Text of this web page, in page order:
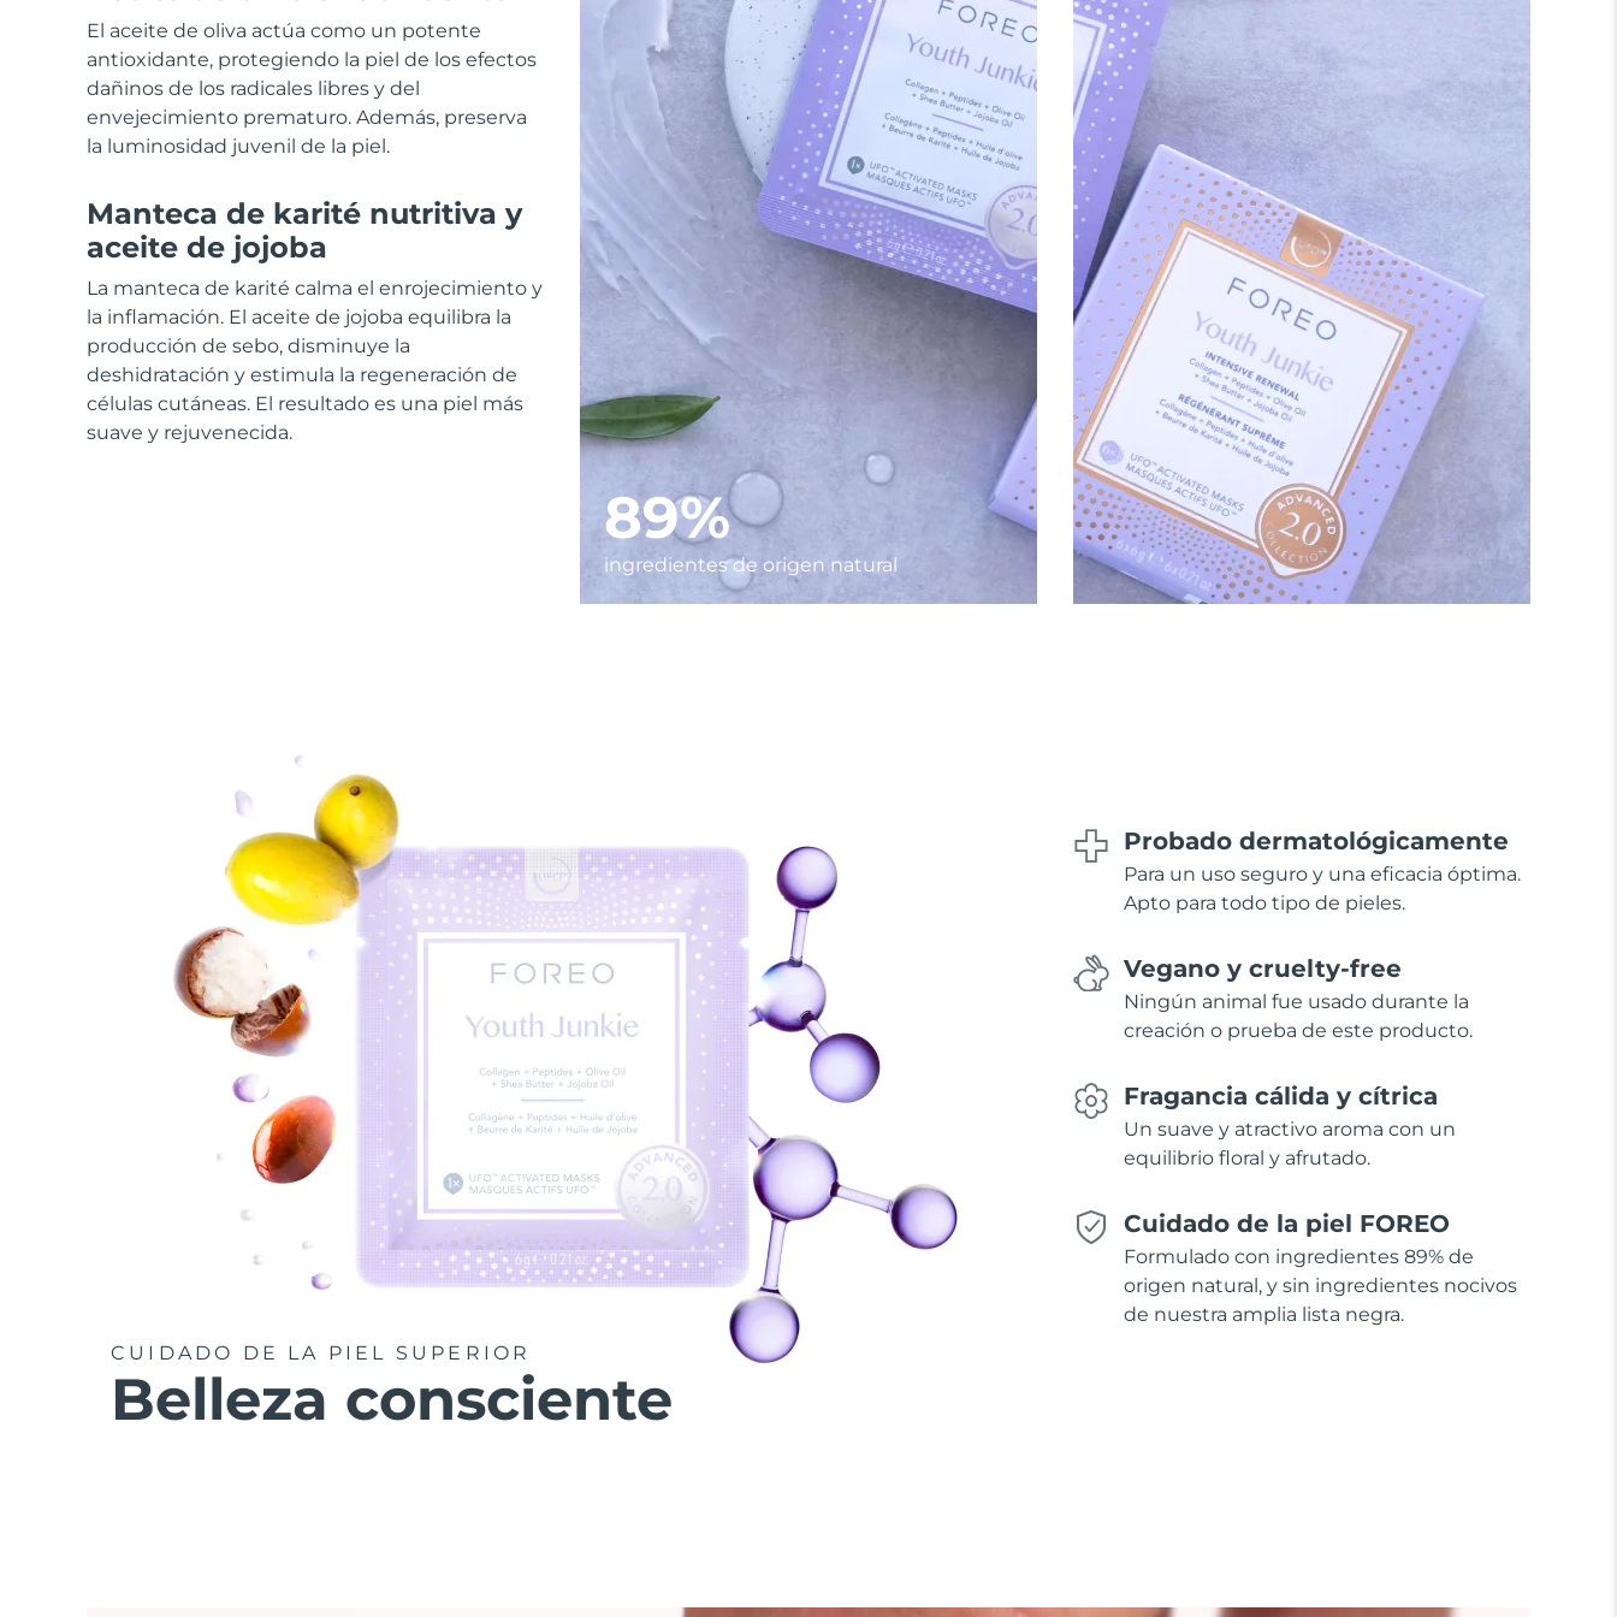
El aceite de oliva actúa como un potente
antioxidante, protegiendo la piel de los efectos
dañinos de los radicales libres y del
envejecimiento prematuro. Además, preserva
la luminosidad juvenil de la piel.
Manteca de karité nutritiva y
aceite de jojoba
La manteca de karité calma el enrojecimiento y
la inflamación. El aceite de jojoba equilibra la
producción de sebo, disminuye la
deshidratación y estimula la regeneración de
células cutáneas. El resultado es una piel más
suave y rejuvenecida.
89%
ingredientes de origen natural
CUIDADO DE LA PIEL SUPERIOR
Belleza consciente
Probado dermatológicamente
Para un uso seguro y una eficacia óptima.
Apto para todo tipo de pieles.
Vegano y cruelty-free
Ningún animal fue usado durante la
creación o prueba de este producto.
Fragancia cálida y cítrica
Un suave y atractivo aroma con un
equilibrio floral y afrutado.
Cuidado de la piel FOREO
Formulado con ingredientes 89% de
origen natural, y sin ingredientes nocivos
de nuestra amplia lista negra.
Cuidado de la piel KIWI™
Advanced pore care essentials
Serum
For healthy hair
issa™ Teeth Whitening Gel
18% PAP
Cosméticos
Hombres
Comprar todo
FOREO APP
ACERCA DE